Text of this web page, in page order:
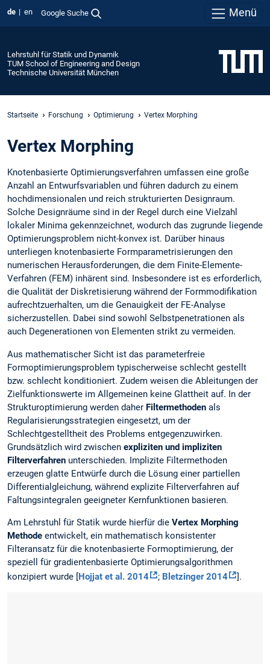
de en Google Suche Menü
Lehrstuhl für Statik und Dynamik
TUM School of Engineering and Design
Technische Universität München
Startseite Forschung Optimierung Vertex Morphing
Vertex Morphing
Knotenbasierte Optimierungsverfahren umfassen eine große
Anzahl an Entwurfsvariablen und führen dadurch zu einem
hochdimensionalen und reich strukturierten Designraum.
Solche Designräume sind in der Regel durch eine Vielzahl
lokaler Minima gekennzeichnet, wodurch das zugrunde liegende
Optimierungsproblem nicht-konvex ist. Darüber hinaus
unterliegen knotenbasierte Formparametrisierungen den
numerischen Herausforderungen, die dem Finite-Elemente-
Verfahren (FEM) inhärent sind. Insbesondere ist es erforderlich,
die Qualität der Diskretisierung während der Formmodifikation
aufrechtzuerhalten, um die Genauigkeit der FE-Analyse
sicherzustellen. Dabei sind sowohl Selbstpenetrationen als
auch Degenerationen von Elementen strikt zu vermeiden.
Aus mathematischer Sicht ist das parameterfreie
Formoptimierungsproblem typischerweise schlecht gestellt
bzw. schlecht konditioniert. Zudem weisen die Ableitungen der
Zielfunktionswerte im Allgemeinen keine Glattheit auf. In der
Strukturoptimierung werden daher Filtermethoden als
Regularisierungsstrategien eingesetzt, um der
Schlechtgestelltheit des Problems entgegenzuwirken.
Grundsätzlich wird zwischen expliziten und impliziten
Filterverfahren unterschieden. Implizite Filtermethoden
erzeugen glatte Entwürfe durch die Lösung einer partiellen
Differentialgleichung, während explizite Filterverfahren auf
Faltungsintegralen geeigneter Kernfunktionen basieren.
Am Lehrstuhl für Statik wurde hierfür die Vertex Morphing
Methode entwickelt, ein mathematisch konsistenter
Filteransatz für die knotenbasierte Formoptimierung, der
speziell für gradientenbasierte Optimierungsalgorithmen
konzipiert wurde [Hojjat et al. 2014 ; Bletzinger 2014 ].